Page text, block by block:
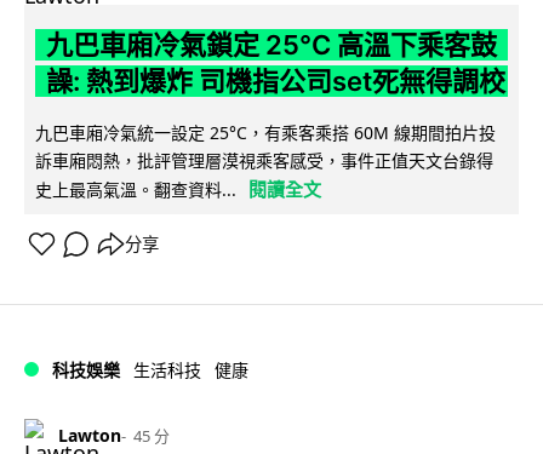
九巴車廂冷氣鎖定 25°C 高溫下乘客鼓
譟: 熱到爆炸 司機指公司set死無得調校
九巴車廂冷氣統一設定 25°C，有乘客乘搭 60M 線期間拍片投
訴車廂悶熱，批評管理層漠視乘客感受，事件正值天文台錄得
史上最高氣溫。翻查資料...
閱讀全文
分享
科技娛樂 生活科技 健康
Lawton 45 分